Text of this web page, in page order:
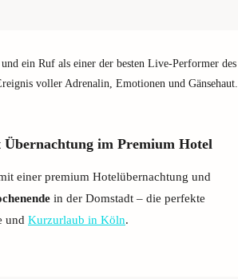
ein Ruf als einer der besten Live-Performer des
voller Adrenalin, Emotionen und Gänsehaut.
im Premium Hotel
einer premium Hotelübernachtung und
in der Domstadt – die perfekte
und Kurzurlaub in Köln.